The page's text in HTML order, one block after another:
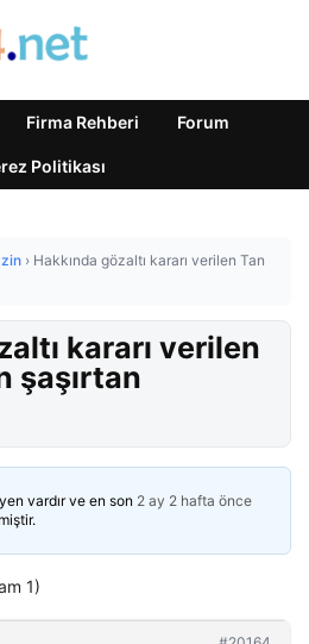
Firma Rehberi Forum
Politikası
› Hakkında gözaltı kararı verilen Tan
kararı verilen
şaşırtan
vardır ve en son 2 ay 2 hafta önce
1)